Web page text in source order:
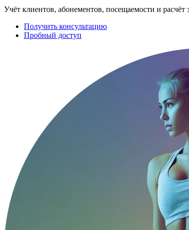
Учёт клиентов, абонементов, посещаемости и
Получить консультацию
Пробный доступ